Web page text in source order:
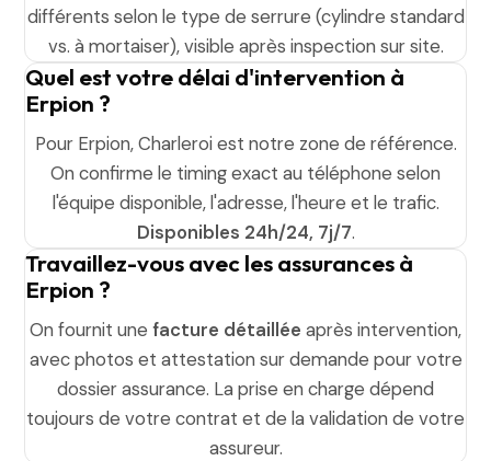
différents selon le type de serrure (cylindre standard
vs. à mortaiser), visible après inspection sur site.
Quel est votre délai d'intervention à
Erpion ?
Pour Erpion, Charleroi est notre zone de référence.
On confirme le timing exact au téléphone selon
l'équipe disponible, l'adresse, l'heure et le trafic.
Disponibles 24h/24, 7j/7.
Travaillez-vous avec les assurances à
Erpion ?
On fournit une facture détaillée après intervention,
avec photos et attestation sur demande pour votre
dossier assurance. La prise en charge dépend
toujours de votre contrat et de la validation de votre
assureur.